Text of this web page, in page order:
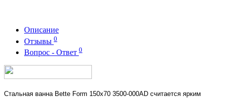
Описание
Отзывы 0
Вопрос - Ответ 0
Стальная ванна Bette Form 150x70 3500-000AD считается ярким